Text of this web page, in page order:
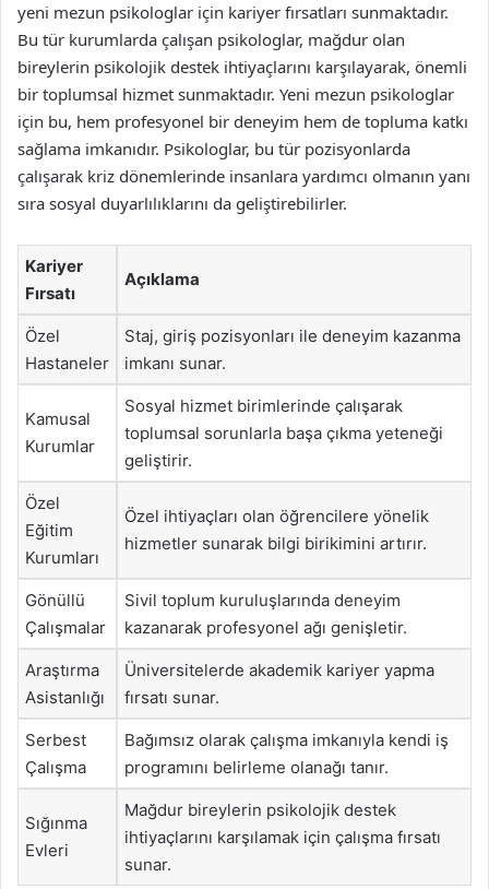
yeni mezun psikologlar için kariyer fırsatları sunmaktadır.
Bu tür kurumlarda çalışan psikologlar, mağdur olan
bireylerin psikolojik destek ihtiyaçlarını karşılayarak, önemli
bir toplumsal hizmet sunmaktadır. Yeni mezun psikologlar
için bu, hem profesyonel bir deneyim hem de topluma katkı
sağlama imkanıdır. Psikologlar, bu tür pozisyonlarda
çalışarak kriz dönemlerinde insanlara yardımcı olmanın yanı
sıra sosyal duyarlılıklarını da geliştirebilirler.
Kariyer
Fırsatı
Açıklama
Özel
Hastaneler
Staj, giriş pozisyonları ile deneyim kazanma
imkanı sunar.
Kamusal
Kurumlar
Sosyal hizmet birimlerinde çalışarak
toplumsal sorunlarla başa çıkma yeteneği
geliştirir.
Özel
Eğitim
Kurumları
Özel ihtiyaçları olan öğrencilere yönelik
hizmetler sunarak bilgi birikimini artırır.
Gönüllü
Çalışmalar
Sivil toplum kuruluşlarında deneyim
kazanarak profesyonel ağı genişletir.
Araştırma
Asistanlığı
Üniversitelerde akademik kariyer yapma
fırsatı sunar.
Serbest
Çalışma
Bağımsız olarak çalışma imkanıyla kendi iş
programını belirleme olanağı tanır.
Sığınma
Evleri
Mağdur bireylerin psikolojik destek
ihtiyaçlarını karşılamak için çalışma fırsatı
sunar.